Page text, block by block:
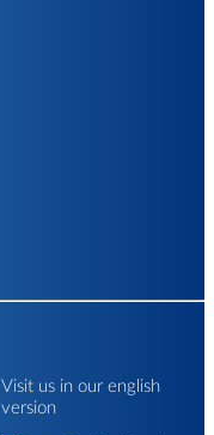
Visit us in our english
version